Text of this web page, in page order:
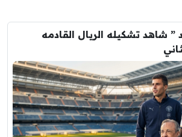
شاهد تشكيله الريال القادمه